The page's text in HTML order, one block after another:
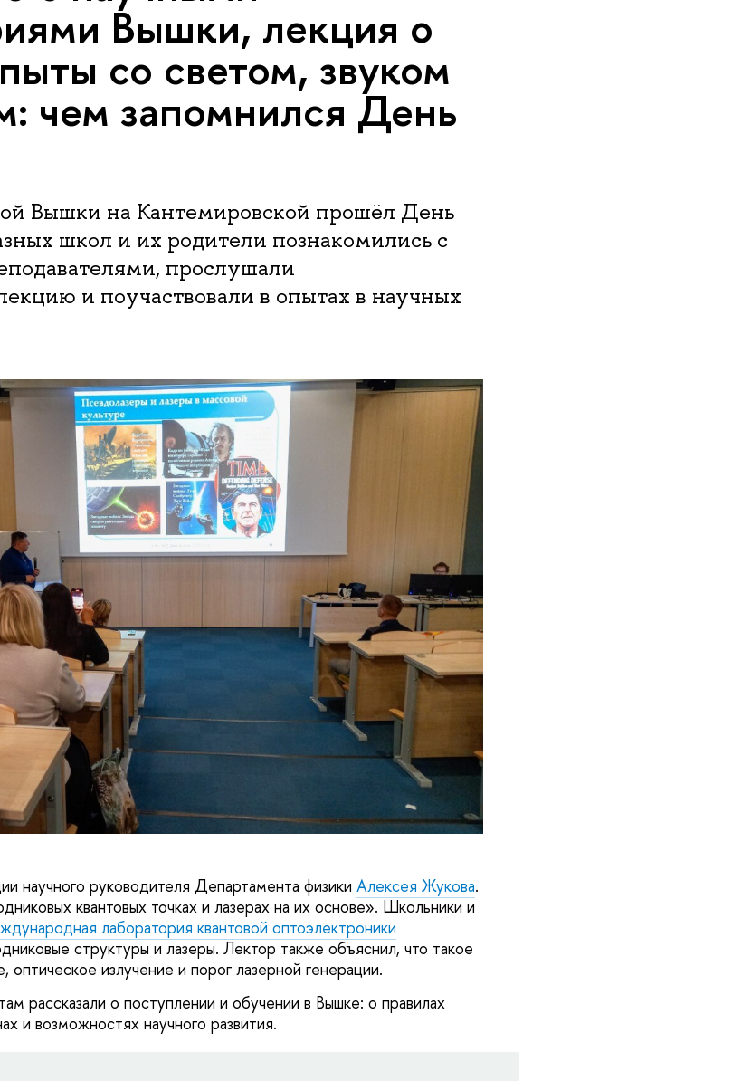
Вышки, лекция о
со светом, звуком
чем запомнился День
Вышки на Кантемировской прошёл День
школ и их родители познакомились с
прослушали
и поучаствовали в опытах в научных
научного руководителя Департамента физики Алексея Жукова.
квантовых точках и лазерах на их основе». Школьники и
лаборатория квантовой оптоэлектроники
структуры и лазеры. Лектор также объяснил, что такое
оптическое излучение и порог лазерной генерации.
рассказали о поступлении и обучении в Вышке: о правилах
и возможностях научного развития.